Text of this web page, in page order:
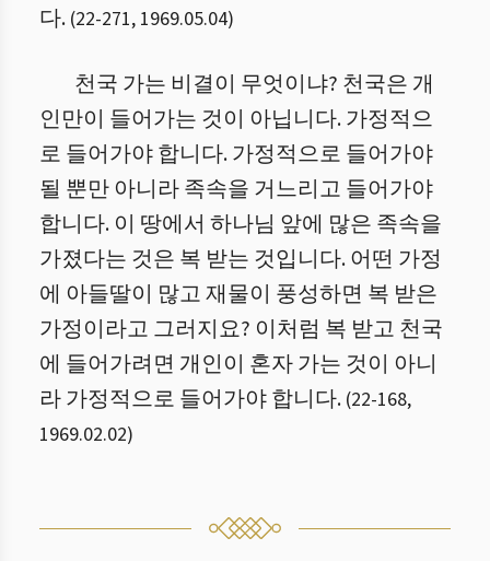
다. (22-271, 1969.05.04)
천국 가는 비결이 무엇이냐? 천국은 개
인만이 들어가는 것이 아닙니다. 가정적으
로 들어가야 합니다. 가정적으로 들어가야
될 뿐만 아니라 족속을 거느리고 들어가야
합니다. 이 땅에서 하나님 앞에 많은 족속을
가졌다는 것은 복 받는 것입니다. 어떤 가정
에 아들딸이 많고 재물이 풍성하면 복 받은
가정이라고 그러지요? 이처럼 복 받고 천국
에 들어가려면 개인이 혼자 가는 것이 아니
라 가정적으로 들어가야 합니다. (22-168,
1969.02.02)